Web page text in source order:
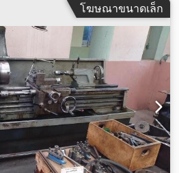
โฆษณาขนาดเล็ก